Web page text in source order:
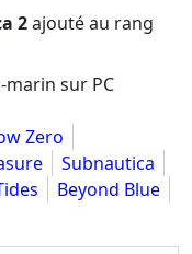
2ajouté au rang
marin sur PC
Zero
Subnautica
Beyond Blue